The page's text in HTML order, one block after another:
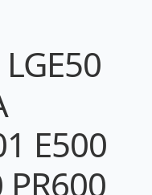
E500
PR600